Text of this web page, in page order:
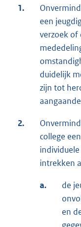
1.
een
verzoek
duidelijk
zijn tot
2.
college
intrekken
a.
de
en